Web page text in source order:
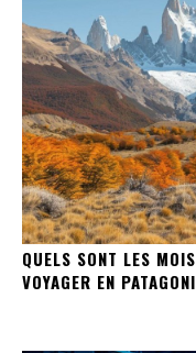
QUELS SONT LES
VOYAGER EN